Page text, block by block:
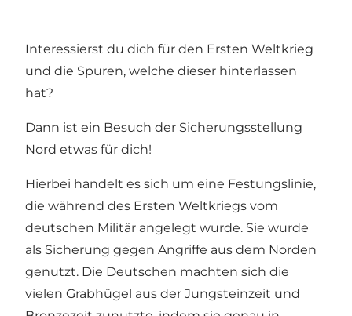
Interessierst du dich für den Ersten Weltkrieg
und die Spuren, welche dieser hinterlassen
hat?
Dann ist ein Besuch der Sicherungsstellung
Nord etwas für dich!
Hierbei handelt es sich um eine Festungslinie,
die während des Ersten Weltkriegs vom
deutschen Militär angelegt wurde. Sie wurde
als Sicherung gegen Angriffe aus dem Norden
genutzt. Die Deutschen machten sich die
vielen Grabhügel aus der Jungsteinzeit und